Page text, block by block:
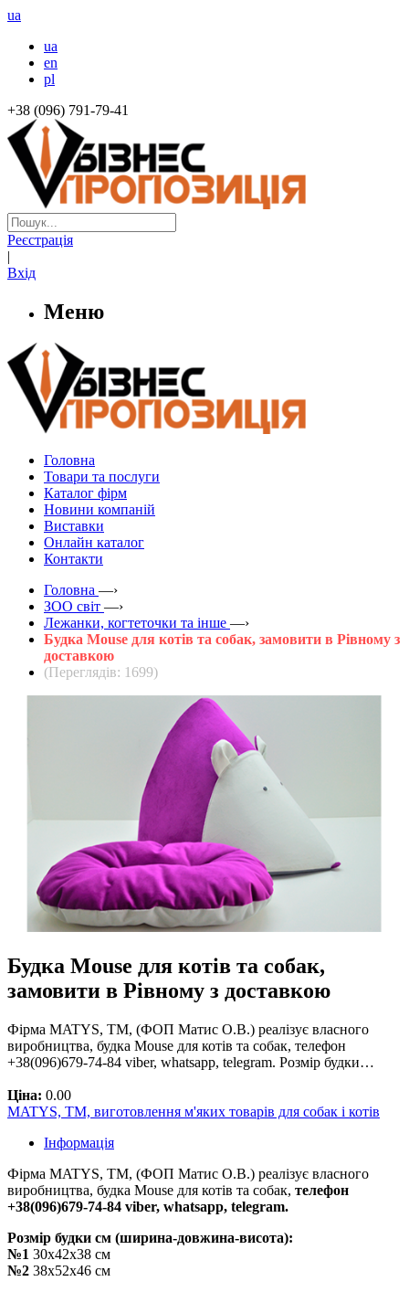
ua
ua
en
pl
+38 (096) 791-79-41
Реєстрація
|
Вхід
Меню
Головна
Товари та послуги
Каталог фірм
Новини компаній
Виставки
Онлайн каталог
Контакти
Головна —›
ЗOO світ —›
Лежанки, когтеточки та інше —›
Будка Мouse для котів та собак, замовити в Рівному з
доставкою
(Переглядів: 1699)
Будка Мouse для котів та собак,
замовити в Рівному з доставкою
Фірма MATYS, ТМ, (ФОП Матис О.В.) реалізує власного
виробництва, будка Мouse для котів та собак, телефон
+38(096)679-74-84 viber, whatsapp, telegram. Розмір будки…
Ціна: 0.00
MATYS, ТМ, виготовлення м'яких товарів для собак і котів
Інформація
Фірма MATYS, ТМ, (ФОП Матис О.В.) реалізує власного
виробництва, будка Мouse для котів та собак, телефон
+38(096)679-74-84 viber, whatsapp, telegram.
Розмір будки см (ширина-довжина-висота):
№1 30х42х38 см
№2 38х52х46 см